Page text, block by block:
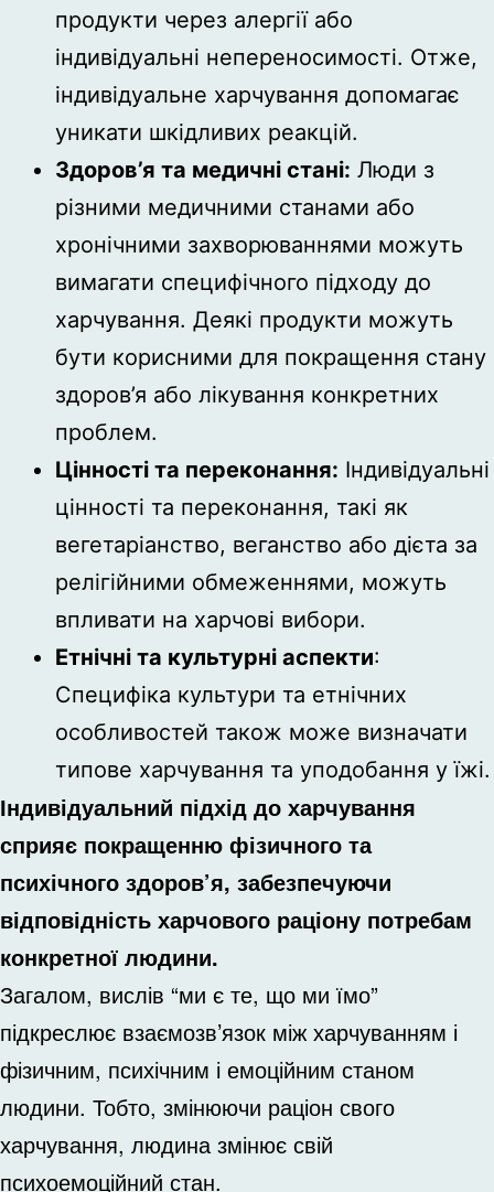
продукти через алергії або
індивідуальні непереносимості. Отже,
індивідуальне харчування допомагає
уникати шкідливих реакцій.
Здоров’я та медичні стані: Люди з
різними медичними станами або
хронічними захворюваннями можуть
вимагати специфічного підходу до
харчування. Деякі продукти можуть
бути корисними для покращення стану
здоров’я або лікування конкретних
проблем.
Цінності та переконання: Індивідуальні
цінності та переконання, такі як
вегетаріанство, веганство або дієта за
релігійними обмеженнями, можуть
впливати на харчові вибори.
Етнічні та культурні аспекти:
Специфіка культури та етнічних
особливостей також може визначати
типове харчування та уподобання у їжі.
Індивідуальний підхід до харчування
сприяє покращенню фізичного та
психічного здоров’я, забезпечуючи
відповідність харчового раціону потребам
конкретної людини.
Загалом, вислів “ми є те, що ми їмо”
підкреслює взаємозв’язок між харчуванням і
фізичним, психічним і емоційним станом
людини. Тобто, змінюючи раціон свого
харчування, людина змінює свій
психоемоційний стан.